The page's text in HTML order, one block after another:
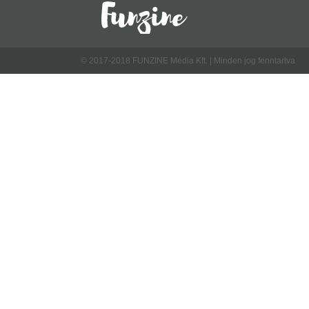
© 2017-2018 FUNZINE Média Kft. | Minden jog fenntartva